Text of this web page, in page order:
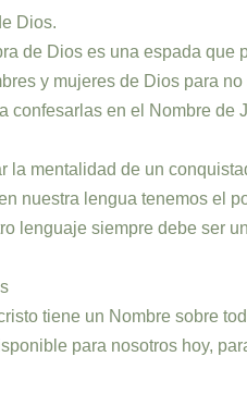
Dios.
de Dios es una espada
y mujeres de Dios para
confesarlas en el Nombre de
la mentalidad de un
nuestra lengua tenemos el
lenguaje siempre debe ser
tiene un Nombre sobre
para nosotros hoy,